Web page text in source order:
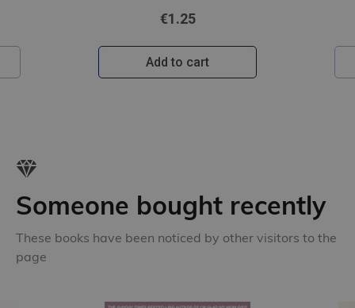
€1.25
Add to cart
Someone bought recently
These books have been noticed by other visitors to the
page